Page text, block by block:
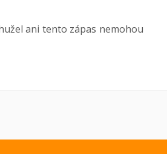
ani tento zápas nemohou